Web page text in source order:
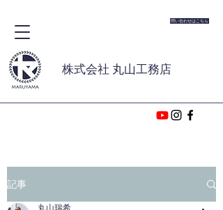
問い合わせはこちら
株式会社 丸山工務店
記事
丸山瑞希